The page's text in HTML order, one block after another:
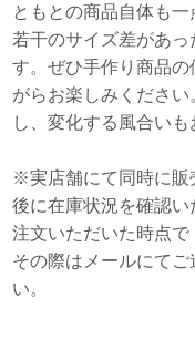
ともとの商品自体も
若干のサイズ差があ
す。ぜひ手作り商品
がらお楽しみくださ
し、変化する風合いも
※実店舗にて同時に販
後に在庫状況を確認
注文いただいた時点で
その際はメールにて
い。